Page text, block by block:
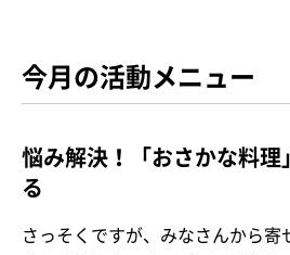
今月の活動メニュー
悩み解決！「おさかな料理
る
さっそくですが、みなさんから寄